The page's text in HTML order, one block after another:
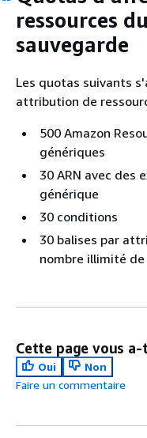
ressources
sauvegarde
Les quotas suivants
attribution de
500 Amazon
génériques
30 ARN avec des
générique
30 conditions
30 balises par
nombre illimité de
Cette page vous
Oui
Non
Faire un commentaire